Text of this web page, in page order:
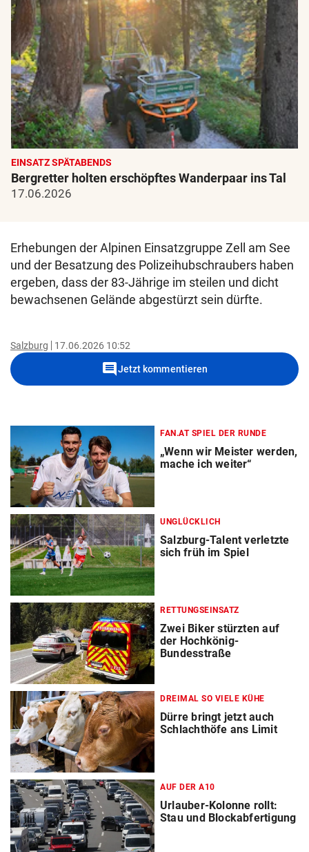
EINSATZ SPÄTABENDS
Bergretter holten erschöpftes Wanderpaar ins Tal
17.06.2026
Erhebungen der Alpinen Einsatzgruppe Zell am See
und der Besatzung des Polizeihubschraubers haben
ergeben, dass der 83-Jährige im steilen und dicht
bewachsenen Gelände abgestürzt sein dürfte.
Salzburg 17.06.2026 10:52
commentJetzt kommentieren
FAN.AT SPIEL DER RUNDE
„Wenn wir Meister werden,
mache ich weiter“
UNGLÜCKLICH
Salzburg-Talent verletzte
sich früh im Spiel
RETTUNGSEINSATZ
Zwei Biker stürzten auf
der Hochkönig-
Bundesstraße
DREIMAL SO VIELE KÜHE
Dürre bringt jetzt auch
Schlachthöfe ans Limit
AUF DER A10
Urlauber-Kolonne rollt:
Stau und Blockabfertigung